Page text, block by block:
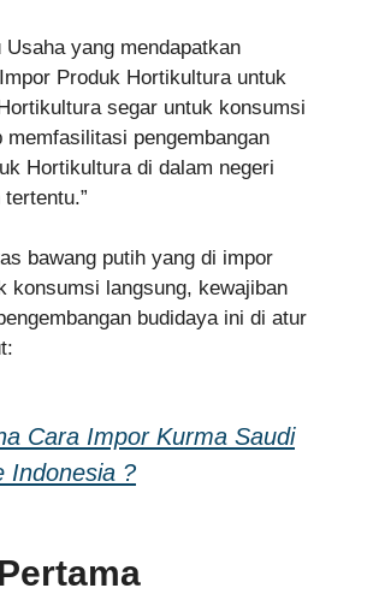
Usaha yang mendapatkan
Produk Hortikultura untuk
segar untuk konsumsi
memfasilitasi pengembangan
Hortikultura di dalam negeri
bawang putih yang di impor
konsumsi langsung, kewajiban
budidaya ini di atur
Cara Impor Kurma Saudi
Indonesia ?